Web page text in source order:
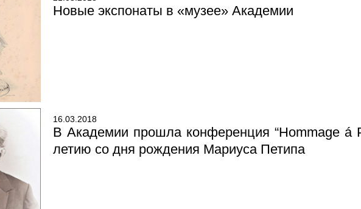
Новые экспонаты в «музее» Академии
16.03.2018
В Академии прошла конференция “Hommage á
летию со дня рождения Мариуса Петипа